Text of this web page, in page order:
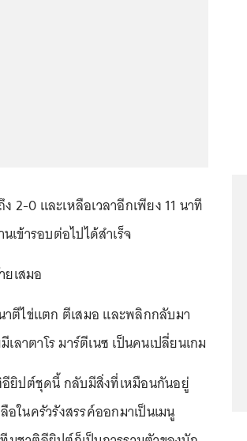
0 และเหลือเวลาอีกเพียง 11 นาที
เข้ารอบต่อไปได้สำเร็จ
เสมอ
าตีไข่แตก ตีเสมอ และพลิกกลับมา
ลาตาโร มาร์ตีเนซ เป็นคนเปลี่ยนเกม
ยิปต์ชุดนี้ กลับมีสิ่งที่เหมือนกันอยู่
ในครัวรังสรรค์ออกมาเป็นเมนู